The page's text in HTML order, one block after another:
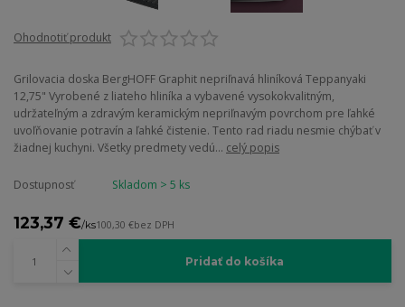
Ohodnotiť produkt
Grilovacia doska BergHOFF Graphit nepriľnavá hliníková Teppanyaki
12,75" Vyrobené z liateho hliníka a vybavené vysokokvalitným,
udržateľným a zdravým keramickým nepriľnavým povrchom pre ľahké
uvoľňovanie potravín a ľahké čistenie. Tento rad riadu nesmie chýbať v
žiadnej kuchyni. Všetky predmety vedú... celý popis
Dostupnosť Skladom > 5 ks
123,37 €/ks100,30 €bez DPH
Pridať do košíka